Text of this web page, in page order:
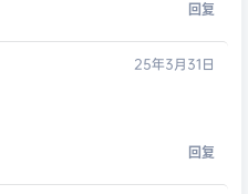
回复
25年3月31日
回复